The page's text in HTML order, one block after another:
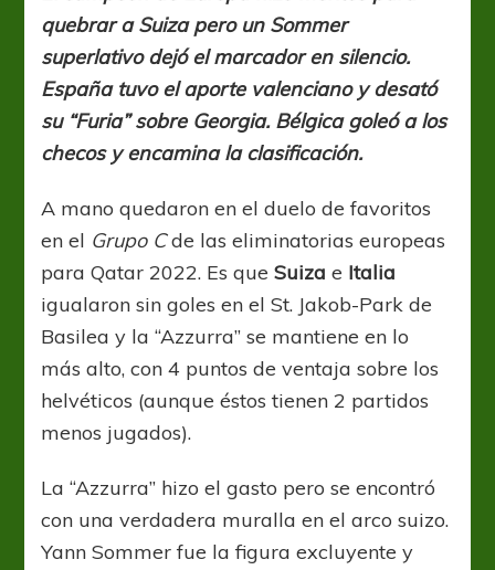
no
romper
la
neutralidad
ni
quebrar a Suiza pero un Sommer
superlativo dejó el marcador en silencio.
España tuvo el aporte valenciano y desató
su “Furia” sobre Georgia. Bélgica goleó a los
checos y encamina la clasificación.
A mano quedaron en el duelo de favoritos
en el Grupo Cde las eliminatorias europeas
para Qatar 2022. Es queSuiza e Italia
igualaron sin goles en el St. Jakob-Park de
Basilea y la “Azzurra” se mantiene en lo
más alto, con 4 puntos de ventaja sobre los
helvéticos (aunque éstos tienen 2 partidos
menos jugados).
La “Azzurra” hizo el gasto pero se encontró
con una verdadera muralla en el arco suizo.
Yann Sommer fue la figura excluyente y